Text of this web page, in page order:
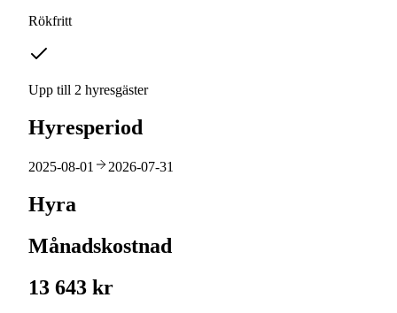
Rökfritt
Upp till 2 hyresgäster
Hyresperiod
2025-08-01 2026-07-31
Hyra
Månadskostnad
13 643 kr